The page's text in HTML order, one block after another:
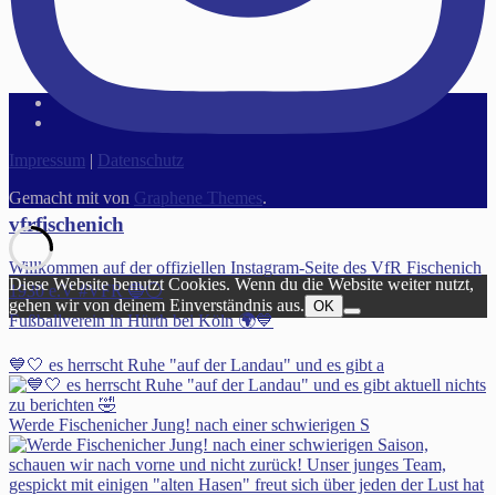
vfrfischenich
Willkommen auf der offiziellen Instagram-Seite des VfR Fischenich
1930 e.V #VFR 🔵⚪️
Fußballverein in Hürth bei Köln 🌍💙
💙🤍 es herrscht Ruhe "auf der Landau" und es gibt a
Werde Fischenicher Jung! nach einer schwierigen S
Impressum | Datenschutz
Gemacht mit von Graphene Themes.
Diese Website benutzt Cookies. Wenn du die Website weiter nutzt,
gehen wir von deinem Einverständnis aus. OK